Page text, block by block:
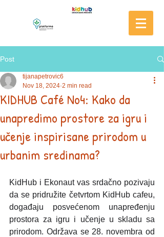
Post
KIDHUB Café No4: Kako da
unapredimo prostore za igru i
učenje inspirisane prirodom u
urbanim sredinama?
tijanapetrovic6
Nov 18, 2024 2 min read
KidHub i Ekonaut vas srdačno pozivaju
da se pridružite četvrtom KidHub cafeu,
događaju posvećenom unapređenju
prostora za igru i učenje u skladu sa
prirodom. Održava se 28. novembra od